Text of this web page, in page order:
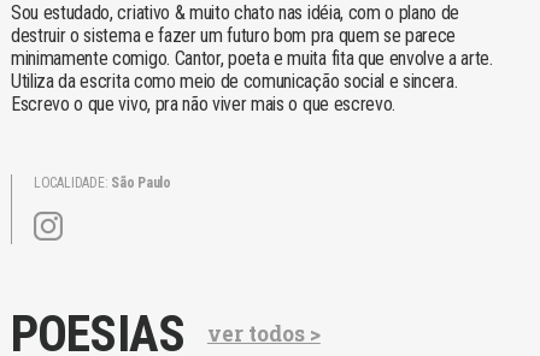
Sou estudado, criativo & muito chato nas idéia, com o plano de
destruir o sistema e fazer um futuro bom pra quem se parece
minimamente comigo. Cantor, poeta e muita fita que envolve a arte.
Utiliza da escrita como meio de comunicação social e sincera.
Escrevo o que vivo, pra não viver mais o que escrevo.
LOCALIDADE: São Paulo
POESIAS ver todos >